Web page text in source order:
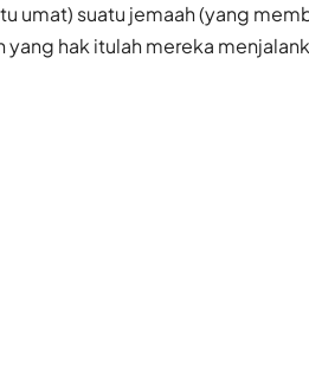
umat) suatu jemaah (yang
hak itulah mereka